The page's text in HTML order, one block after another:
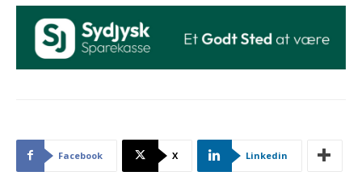
Facebook X Linkedin